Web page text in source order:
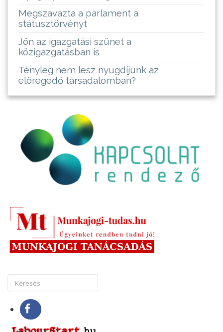
Megszavazta a parlament a
státusztörvényt
Jön az igazgatási szünet a
közigazgatásban is
Tényleg nem lesz nyugdíjunk az
elöregedő társadalomban?